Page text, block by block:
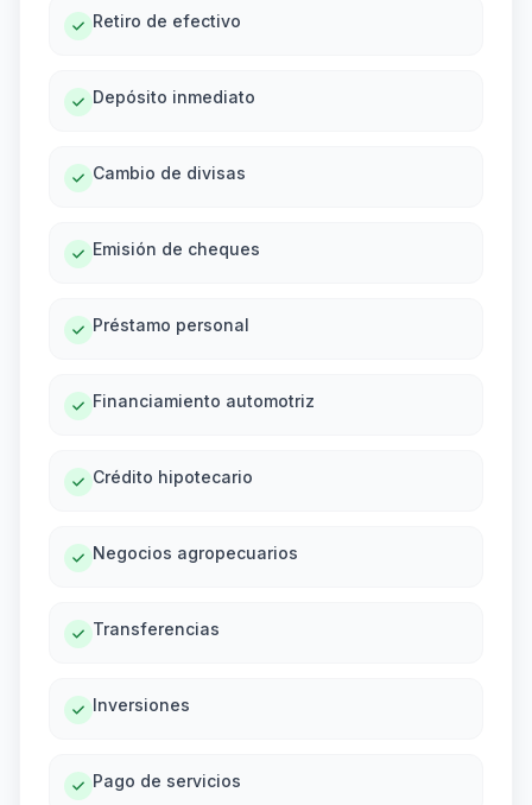
Retiro de efectivo
Depósito inmediato
Cambio de divisas
Emisión de cheques
Préstamo personal
Financiamiento automotriz
Crédito hipotecario
Negocios agropecuarios
Transferencias
Inversiones
Pago de servicios